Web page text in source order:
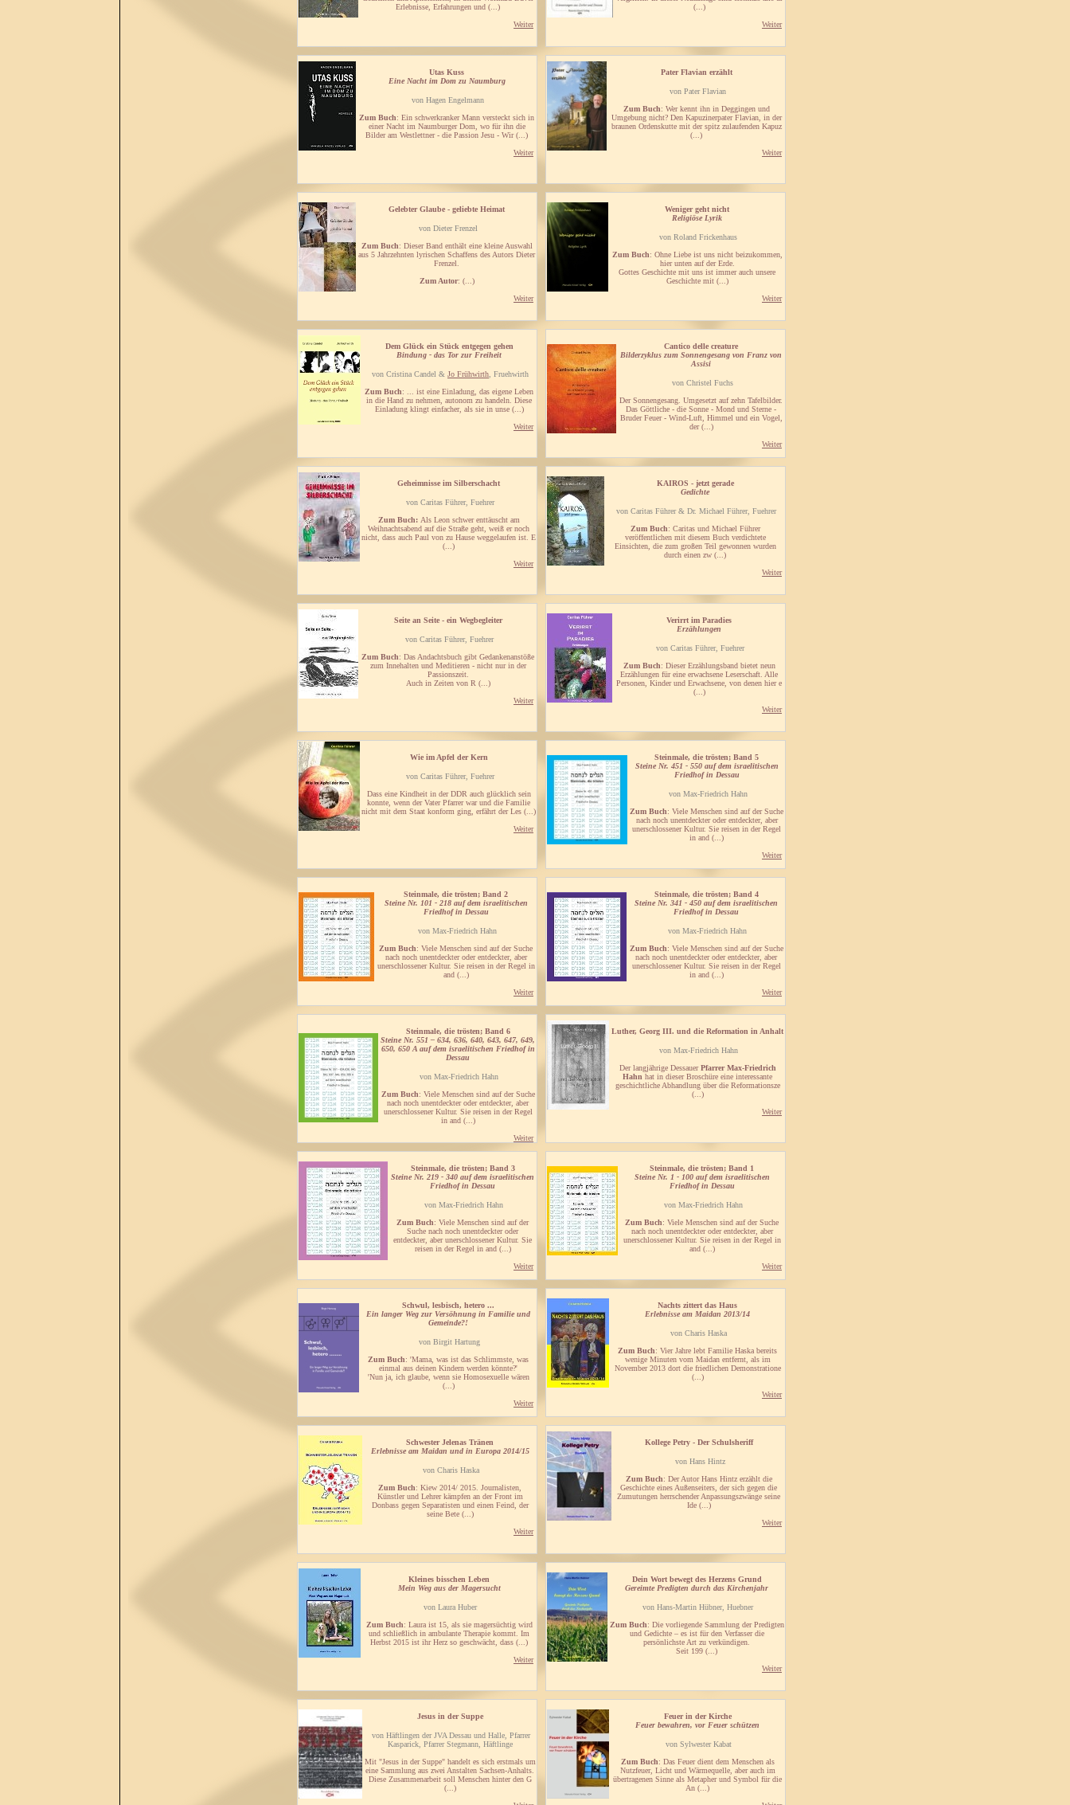
Erlebnisse, Erfahrungen und (...)
Weiter
(...)
Weiter
Utas Kuss
Eine Nacht im Dom zu Naumburg
von Hagen Engelmann
Zum Buch: Ein schwerkranker Mann versteckt sich in
einer Nacht im Naumburger Dom, wo für ihn die
Bilder am Westlettner - die Passion Jesu - Wir (...)
Weiter
Pater Flavian erzählt
von Pater Flavian
Zum Buch: Wer kennt ihn in Deggingen und
Umgebung nicht? Den Kapuzinerpater Flavian, in der
braunen Ordenskutte mit der spitz zulaufenden Kapuz
(...)
Weiter
Gelebter Glaube - geliebte Heimat
von Dieter Frenzel
Zum Buch: Dieser Band enthält eine kleine Auswahl
aus 5 Jahrzehnten lyrischen Schaffens des Autors Dieter
Frenzel.
Zum Autor: (...)
Weiter
Weniger geht nicht
Religiöse Lyrik
von Roland Frickenhaus
Zum Buch: Ohne Liebe ist uns nicht beizukommen,
hier unten auf der Erde.
Gottes Geschichte mit uns ist immer auch unsere
Geschichte mit (...)
Weiter
Dem Glück ein Stück entgegen gehen
Bindung - das Tor zur Freiheit
von Cristina Candel & Jo Frühwirth , Fruehwirth
Zum Buch: ... ist eine Einladung, das eigene Leben
in die Hand zu nehmen, autonom zu handeln. Diese
Einladung klingt einfacher, als sie in unse (...)
Weiter
Cantico delle creature
Bilderzyklus zum Sonnengesang von Franz von
Assisi
von Christel Fuchs
Der Sonnengesang. Umgesetzt auf zehn Tafelbilder.
Das Göttliche - die Sonne - Mond und Sterne -
Bruder Feuer - Wind-Luft, Himmel und ein Vogel,
der (...)
Weiter
Geheimnisse im Silberschacht
von Caritas Führer, Fuehrer
Zum Buch: Als Leon schwer enttäuscht am
Weihnachtsabend auf die Straße geht, weiß er noch
nicht, dass auch Paul von zu Hause weggelaufen ist. E
(...)
Weiter
KAIROS - jetzt gerade
Gedichte
von Caritas Führer & Dr. Michael Führer, Fuehrer
Zum Buch: Caritas und Michael Führer
veröffentlichen mit diesem Buch verdichtete
Einsichten, die zum großen Teil gewonnen wurden
durch einen zw (...)
Weiter
Seite an Seite - ein Wegbegleiter
von Caritas Führer, Fuehrer
Zum Buch: Das Andachtsbuch gibt Gedankenanstöße
zum Innehalten und Meditieren - nicht nur in der
Passionszeit.
Auch in Zeiten von R (...)
Weiter
Verirrt im Paradies
Erzählungen
von Caritas Führer, Fuehrer
Zum Buch: Dieser Erzählungsband bietet neun
Erzählungen für eine erwachsene Leserschaft. Alle
Personen, Kinder und Erwachsene, von denen hier e
(...)
Weiter
Wie im Apfel der Kern
von Caritas Führer, Fuehrer
Dass eine Kindheit in der DDR auch glücklich sein
konnte, wenn der Vater Pfarrer war und die Familie
nicht mit dem Staat konform ging, erfährt der Les (...)
Weiter
Steinmale, die trösten; Band 5
Steine Nr. 451 - 550 auf dem israelitischen
Friedhof in Dessau
von Max-Friedrich Hahn
Zum Buch: Viele Menschen sind auf der Suche
nach noch unentdeckter oder entdeckter, aber
unerschlossener Kultur. Sie reisen in der Regel
in and (...)
Weiter
Steinmale, die trösten; Band 2
Steine Nr. 101 - 218 auf dem israelitischen
Friedhof in Dessau
von Max-Friedrich Hahn
Zum Buch: Viele Menschen sind auf der Suche
nach noch unentdeckter oder entdeckter, aber
unerschlossener Kultur. Sie reisen in der Regel in
and (...)
Weiter
Steinmale, die trösten; Band 4
Steine Nr. 341 - 450 auf dem israelitischen
Friedhof in Dessau
von Max-Friedrich Hahn
Zum Buch: Viele Menschen sind auf der Suche
nach noch unentdeckter oder entdeckter, aber
unerschlossener Kultur. Sie reisen in der Regel
in and (...)
Weiter
Steinmale, die trösten; Band 6
Steine Nr. 551 – 634, 636, 640, 643, 647, 649,
650, 650 A auf dem israelitischen Friedhof in
Dessau
von Max-Friedrich Hahn
Zum Buch: Viele Menschen sind auf der Suche
nach noch unentdeckter oder entdeckter, aber
unerschlossener Kultur. Sie reisen in der Regel
in and (...)
Weiter
Luther, Georg III. und die Reformation in Anhalt
von Max-Friedrich Hahn
Der langjährige DessauerPfarrer Max-Friedrich
Hahn hat in dieser Broschüre eine interessante
geschichtliche Abhandlung über die Reformationsze
(...)
Weiter
Steinmale, die trösten; Band 3
Steine Nr. 219 - 340 auf dem israelitischen
Friedhof in Dessau
von Max-Friedrich Hahn
Zum Buch: Viele Menschen sind auf der
Suche nach noch unentdeckter oder
entdeckter, aber unerschlossener Kultur. Sie
reisen in der Regel in and (...)
Weiter
Steinmale, die trösten; Band 1
Steine Nr. 1 - 100 auf dem israelitischen
Friedhof in Dessau
von Max-Friedrich Hahn
Zum Buch: Viele Menschen sind auf der Suche
nach noch unentdeckter oder entdeckter, aber
unerschlossener Kultur. Sie reisen in der Regel in
and (...)
Weiter
Schwul, lesbisch, hetero ...
Ein langer Weg zur Versöhnung in Familie und
Gemeinde?!
von Birgit Hartung
Zum Buch: 'Mama, was ist das Schlimmste, was
einmal aus deinen Kindern werden könnte?'
'Nun ja, ich glaube, wenn sie Homosexuelle wären
(...)
Weiter
Nachts zittert das Haus
Erlebnisse am Maidan 2013/14
von Charis Haska
Zum Buch: Vier Jahre lebt Familie Haska bereits
wenige Minuten vom Maidan entfernt, als im
November 2013 dort die friedlichen Demonstratione
(...)
Weiter
Schwester Jelenas Tränen
Erlebnisse am Maidan und in Europa 2014/15
von Charis Haska
Zum Buch: Kiew 2014/ 2015. Journalisten,
Künstler und Lehrer kämpfen an der Front im
Donbass gegen Separatisten und einen Feind, der
seine Bete (...)
Weiter
Kollege Petry - Der Schulsheriff
von Hans Hintz
Zum Buch: Der Autor Hans Hintz erzählt die
Geschichte eines Außenseiters, der sich gegen die
Zumutungen herrschender Anpassungszwänge seine
Ide (...)
Weiter
Kleines bisschen Leben
Mein Weg aus der Magersucht
von Laura Huber
Zum Buch: Laura ist 15, als sie magersüchtig wird
und schließlich in ambulante Therapie kommt. Im
Herbst 2015 ist ihr Herz so geschwächt, dass (...)
Weiter
Dein Wort bewegt des Herzens Grund
Gereimte Predigten durch das Kirchenjahr
von Hans-Martin Hübner, Huebner
Zum Buch: Die vorliegende Sammlung der Predigten
und Gedichte – es ist für den Verfasser die
persönlichste Art zu verkündigen.
Seit 199 (...)
Weiter
Jesus in der Suppe
von Häftlingen der JVA Dessau und Halle, Pfarrer
Kasparick, Pfarrer Stegmann, Häftlinge
Mit "Jesus in der Suppe" handelt es sich erstmals um
eine Sammlung aus zwei Anstalten Sachsen-Anhalts.
Diese Zusammenarbeit soll Menschen hinter den G
(...)
Feuer in der Kirche
Feuer bewahren, vor Feuer schützen
von Sylwester Kabat
Zum Buch: Das Feuer dient dem Menschen als
Nutzfeuer, Licht und Wärmequelle, aber auch im
übertragenen Sinne als Metapher und Symbol für die
An (...)